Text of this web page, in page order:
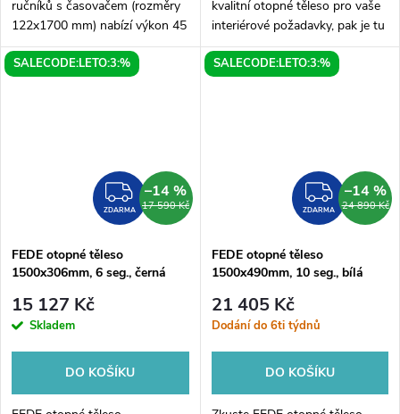
ručníků s časovačem (rozměry
122x1700 mm) nabízí výkon 45
W a elegantní černý matný
design. Díky integrovanému
kvalitní otopné těleso pro vaše
interiérové požadavky, pak je tu
pro vás FEDE otopné těleso v
rozměrech 1500x306mm. Toto
SALECODE:LETO:3:%
ZDARMA
ZDARMA 17 590 Kč
–14 %
FEDE otopné těleso
1500x306mm, 6 seg., černá
15 127 Kč
Skladem
DO KOŠÍKU
SALECODE:LETO:3:%
ZDARMA 24 890 Kč
–14 %
FEDE otopné těleso
1500x490mm, 10 seg., bílá
21 405 Kč
Dodání do 6ti týdnů
DO KOŠÍKU